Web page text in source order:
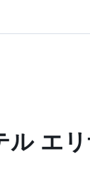
ル エ